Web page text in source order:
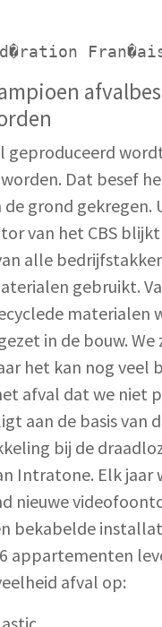
geproduceerd
Dat besef
de grond gekregen.
van het CBS
alle
gebruikt.
materialen
in de bouw. We
het kan nog veel
afval dat we niet
aan de basis van
bij de
Intratone. Elk jaar
nieuwe
bekabelde
appartementen
afval op: